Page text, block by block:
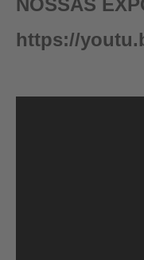
NOSSAS
https://